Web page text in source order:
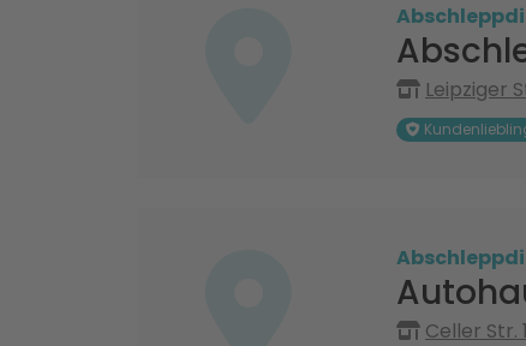
Leipziger
Celler Str.